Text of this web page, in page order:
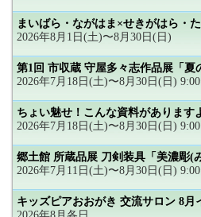
まいばら・ながはま×せきがはら・
2026年8月1日(土)〜8月30日(日)
第1回 市収蔵 守屋多々志作品展「夏
2026年7月18日(土)〜8月30日(日)
ちょい魅せ！こんな資料があります
2026年7月18日(土)〜8月30日(日)
郷土館 所蔵品展 刀剣装具「美濃彫(
2026年7月11日(土)〜8月30日(日)
キッズピアおおがき 交流サロン 8月